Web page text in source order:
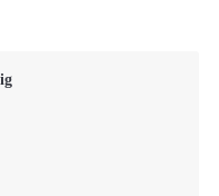
POST  /V3/SetBackOriginHostConfig